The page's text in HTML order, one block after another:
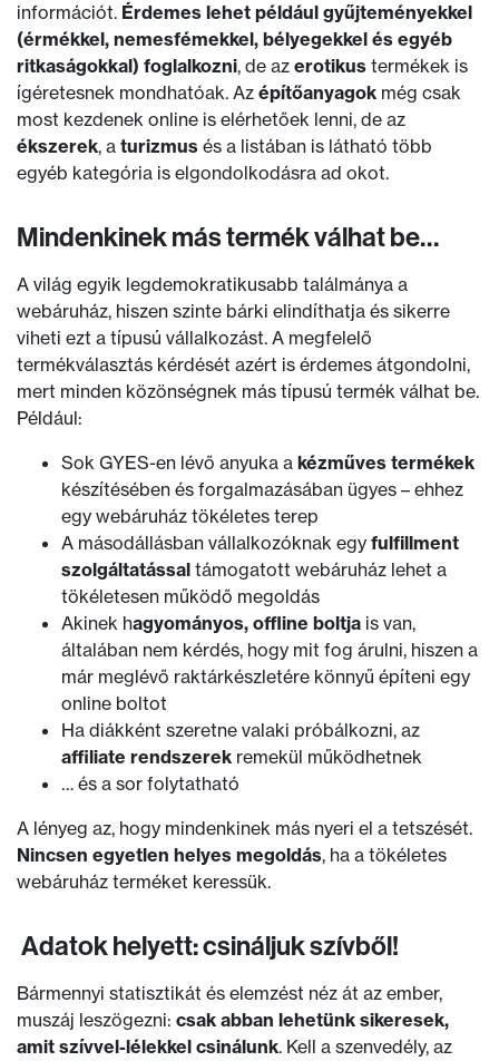
információt. Érdemes lehet például gyűjteményekkel
(érmékkel, nemesfémekkel, bélyegekkel és egyéb
ritkaságokkal) foglalkozni, de az erotikus termékek is
ígéretesnek mondhatóak. Az építőanyagok még csak
most kezdenek online is elérhetőek lenni, de az
ékszerek, a turizmus és a listában is látható több
egyéb kategória is elgondolkodásra ad okot.
Mindenkinek más termék válhat be…
A világ egyik legdemokratikusabb találmánya a
webáruház, hiszen szinte bárki elindíthatja és sikerre
viheti ezt a típusú vállalkozást. A megfelelő
termékválasztás kérdését azért is érdemes átgondolni,
mert minden közönségnek más típusú termék válhat be.
Például:
Sok GYES-en lévő anyuka a kézműves termékek
készítésében és forgalmazásában ügyes – ehhez
egy webáruház tökéletes terep
A másodállásban vállalkozóknak egy fulfillment
szolgáltatással támogatott webáruház lehet a
tökéletesen működő megoldás
Akinek hagyományos, offline boltja is van,
általában nem kérdés, hogy mit fog árulni, hiszen a
már meglévő raktárkészletére könnyű építeni egy
online boltot
Ha diákként szeretne valaki próbálkozni, az
affiliate rendszerek remekül működhetnek
… és a sor folytatható
A lényeg az, hogy mindenkinek más nyeri el a tetszését.
Nincsen egyetlen helyes megoldás, ha a tökéletes
webáruház terméket keressük.
Adatok helyett: csináljuk szívből!
Bármennyi statisztikát és elemzést néz át az ember,
muszáj leszögezni: csak abban lehetünk sikeresek,
amit szívvel-lélekkel csinálunk. Kell a szenvedély, az